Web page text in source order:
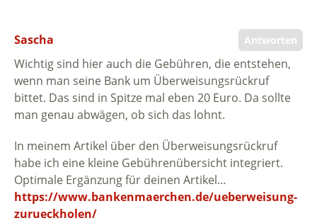
Antworten
Sascha
Wichtig sind hier auch die Gebühren, die entstehen,
wenn man seine Bank um Überweisungsrückruf
bittet. Das sind in Spitze mal eben 20 Euro. Da sollte
man genau abwägen, ob sich das lohnt.
In meinem Artikel über den Überweisungsrückruf
habe ich eine kleine Gebührenübersicht integriert.
Optimale Ergänzung für deinen Artikel…
https://www.bankenmaerchen.de/ueberweisung-
zurueckholen/